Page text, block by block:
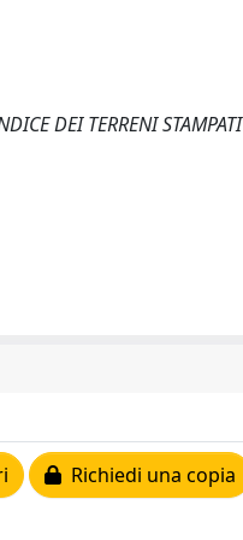
DEI TERRENI STAMPATI
Richiedi una copia